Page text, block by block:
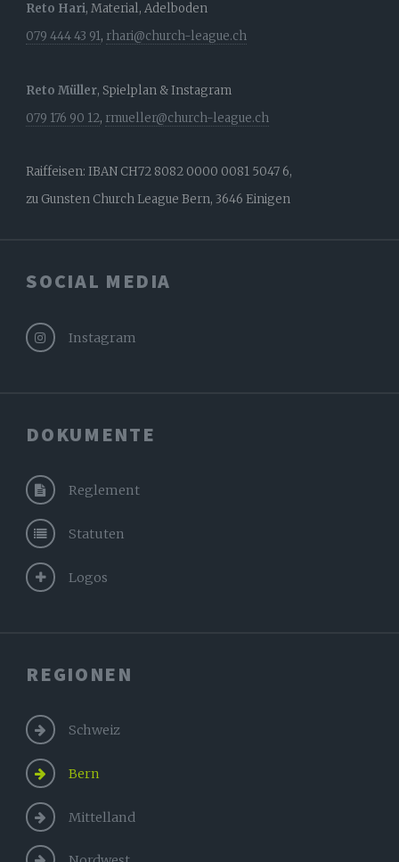
Reto Hari, Material, Adelboden
079 444 43 91, rhari@church-league.ch
Reto Müller, Spielplan & Instagram
079 176 90 12, rmueller@church-league.ch
Raiffeisen: IBAN CH72 8082 0000 0081 5047 6,
zu Gunsten Church League Bern, 3646 Einigen
SOCIAL MEDIA
Instagram
DOKUMENTE
Reglement
Statuten
Logos
REGIONEN
Schweiz
Bern
Mittelland